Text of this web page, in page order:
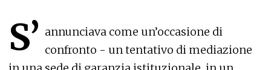
S’ annunciava come un’occasione di
confronto - un tentativo di mediazione